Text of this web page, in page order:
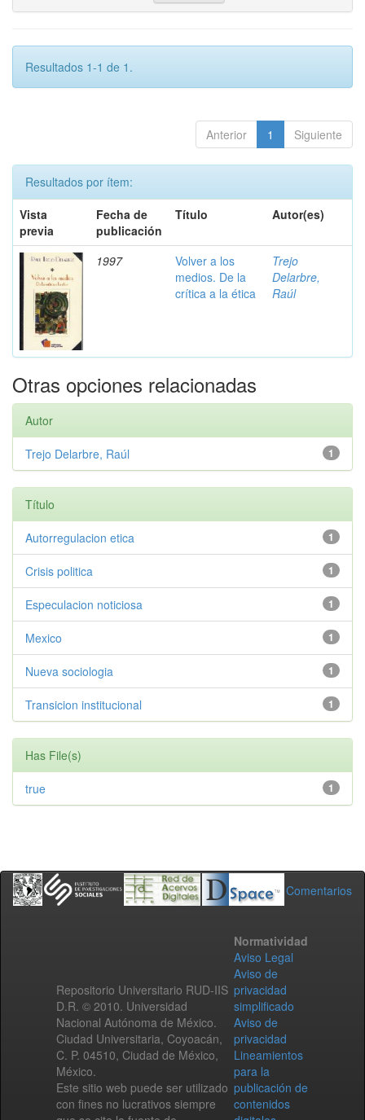
Resultados 1-1 de 1.
Anterior 1 Siguiente
Resultados por ítem:
Vista
previa
Fecha de
publicación
Título Autor(es)
1997
Volver a los
medios. De la
crítica a la ética
Trejo
Delarbre,
Raúl
Otras opciones relacionadas
Autor
1
Trejo Delarbre, Raúl
Título
1
Autorregulacion etica
1
Crisis politica
1
Especulacion noticiosa
1
Mexico
1
Nueva sociologia
1
Transicion institucional
Has File(s)
1
true
Comentarios
Repositorio Universitario RUD-IIS
D.R. © 2010. Universidad
Nacional Autónoma de México.
Ciudad Universitaria, Coyoacán,
C. P. 04510, Ciudad de México,
México.
Este sitio web puede ser utilizado
con fines no lucrativos siempre
Normatividad
Aviso Legal
Aviso de
privacidad
simplificado
Aviso de
privacidad
Lineamientos
para la
publicación de
contenidos